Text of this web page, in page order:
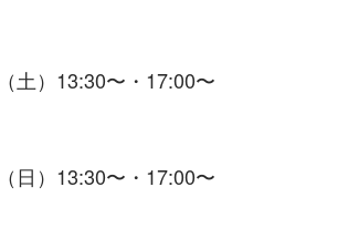
土）13:30〜・17:00〜
日）13:30〜・17:00〜